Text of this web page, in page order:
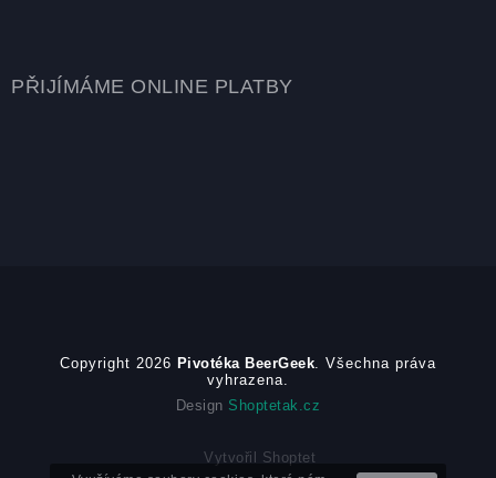
PŘIJÍMÁME ONLINE PLATBY
Copyright 2026 Pivotéka BeerGeek. Všechna práva
vyhrazena.
Design Shoptetak.cz
Vytvořil Shoptet